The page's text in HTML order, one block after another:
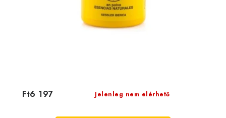
Jelenleg nem elérhető
Ft6 197